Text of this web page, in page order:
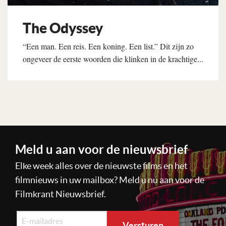
The Odyssey
“Een man. Een reis. Een koning. Een list.” Dit zijn zo
ongeveer de eerste woorden die klinken in de krachtige...
Meld u aan voor de nieuwsbrief
Elke week alles over de nieuwste films en het
filmnieuws in uw mailbox? Meld u nu aan voor de
Filmkrant Nieuwsbrief.